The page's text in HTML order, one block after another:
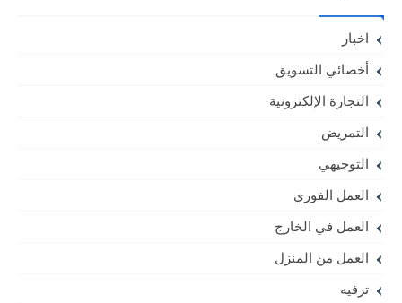
اخبار
أخصائي التسويق
التجارة الإلكترونية
التمريض
التوجيهي
العمل الفوري
العمل في الخارج
العمل من المنزل
ترفيه